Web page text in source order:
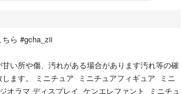
ら #gcha_zii
い所や傷、汚れがある場合があります汚れ等の確
ます。 ミニチュア ミニチュアフィギュア ミニ
オラマ ディスプレイ ケンエレファント ミニチュ